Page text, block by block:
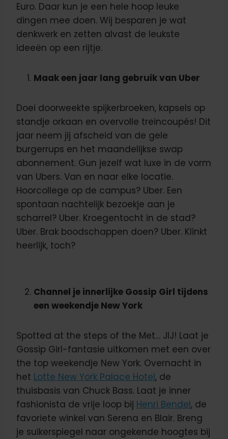
Euro. Daar kun je een hele hoop leuke
dingen mee doen. Wij besparen je wat
denkwerk en zetten alvast de leukste
ideeën op een rijtje.
Maak een jaar lang gebruik van Uber
Doei doorweekte spijkerbroeken, kapsels op
standje orkaan en overvolle treincoupés! Dit
jaar neem jij afscheid van de gele
burgerrups en het maandelijkse swap
abonnement. Gun jezelf wat luxe in de vorm
van Ubers. Van en naar elke locatie.
Hoorcollege op de campus? Uber. Een
spontaan nachtelijk bezoekje aan je
scharrel? Uber. Kroegentocht in de stad?
Uber. Brak boodschappen doen? Uber. Klinkt
heerlijk, toch?
Channel je innerlijke Gossip Girl tijdens
een weekendje New York
Spotted at the steps of the Met… JIJ! Laat je
Gossip Girl-fantasie uitkomen met een over
the top weekendje New York. Overnacht in
het Lotte New York Palace Hotel, de
thuisbasis van Chuck Bass. Laat je inner
fashionista de vrije loop bij Henri Bendel, de
favoriete winkel van Serena en Blair. Breng
je suikerspiegel naar ongekende hoogtes bij